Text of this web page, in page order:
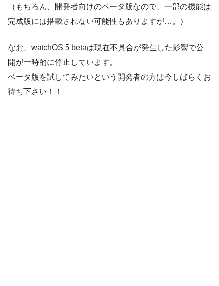
（もちろん、開発者向けのベータ版なので、一部の機能は
完成版には搭載されない可能性もありますが…。）
なお、watchOS 5 betaは現在不具合が発生した影響で公
開が一時的に停止しています。
ベータ版を試してみたいという開発者の方は今しばらくお
待ち下さい！！